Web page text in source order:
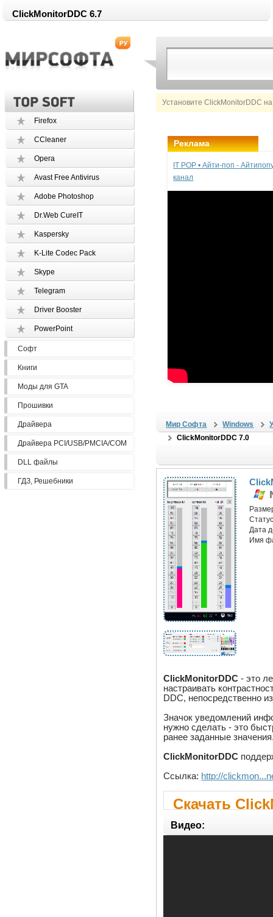
ClickMonitorDDC 6.7
Установите ClickMonitorDDC
Firefox
CCleaner
Opera
Avast Free Antivirus
Adobe Photoshop
Dr.Web CureIT
Kaspersky
K-Lite Codec Pack
Skype
Telegram
Driver Booster
PowerPoint
Софт
Книги
Моды для GTA
Прошивки
Драйвера
Драйвера PCI/USB/PMCIA/COM
DLL файлы
ГДЗ, Решебники
Реклама
IT POP • Айти-поп -
канал
Мир Софта Windows
ClickMonitorDDC 7.0
Дата
Имя
ClickMonitorDDC - это
настраивать
DDC, непосредственно
Значок уведомлений
нужно сделать - это
ранее заданные
ClickMonitorDDC
Ссылка: http://
Скачать
Видео: